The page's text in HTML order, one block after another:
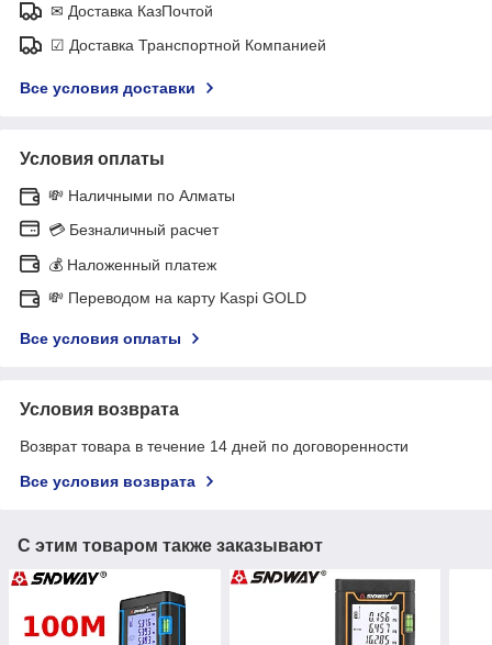
✉ Доставка КазПочтой
☑ Доставка Транспортной Компанией
Все условия доставки
Условия оплаты
💸 Наличными по Алматы
💳 Безналичный расчет
💰 Наложенный платеж
💸 Переводом на карту Kaspi GOLD
Все условия оплаты
Условия возврата
Возврат товара в течение 14 дней по договоренности
Все условия возврата
С этим товаром также заказывают